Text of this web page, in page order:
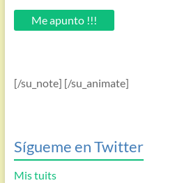
email.Me apunto !!!
[/su_note] [/su_animate]
Sígueme en Twitter
Mis tuits